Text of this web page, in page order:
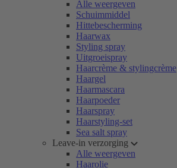
Alle weergeven
Schuimmiddel
Hittebescherming
Haarwax
Styling spray
Uitgroeispray
Haarcrème & stylingcrème
Haargel
Haarmascara
Haarpoeder
Haarspray
Haarstyling-set
Sea salt spray
Leave-in verzorging
Alle weergeven
Haarolie